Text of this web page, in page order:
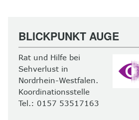
BLICKPUNKT AUGE
Rat und Hilfe bei
Sehverlust in
Nordrhein-Westfalen.
Koordinationsstelle
Tel.: 0157 53517163